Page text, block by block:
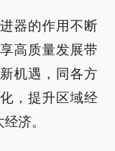
器的作用不断
高质量发展带
机遇，同各方
，提升区域经
济。